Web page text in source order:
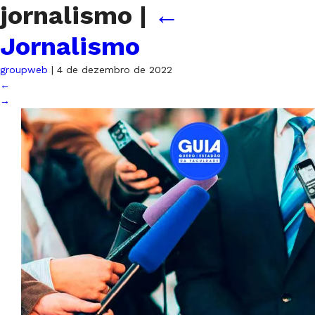
jornalismo | ←
Jornalismo
groupweb | 4 de dezembro de 2022
←
→